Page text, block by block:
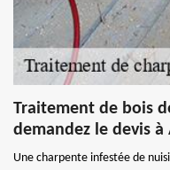
Traitement de bois
demandez le devis à
Une charpente infestée de